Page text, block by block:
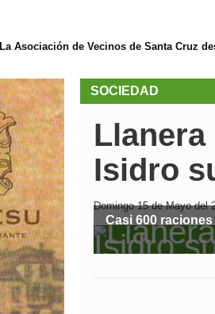
La Asociación de Vecinos de Santa Cruz
SOCIEDAD
Llanera
Isidro
Domingo 15 de Mayo del
Casi 600